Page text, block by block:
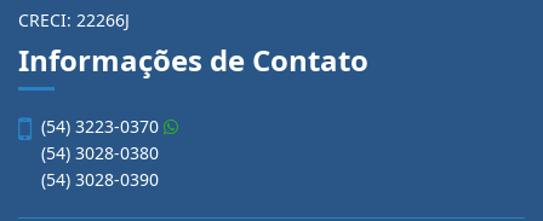
CRECI: 22266J
Informações de Contato
(54) 3223-0370
(54) 3028-0380
(54) 3028-0390